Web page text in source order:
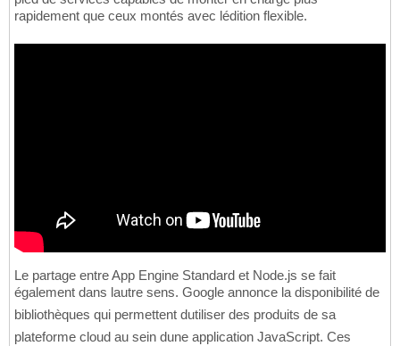
rapidement que ceux montés avec lédition flexible.
Le partage entre App Engine Standard et Node.js se fait
également dans lautre sens. Google annonce la disponibilité de
bibliothèques qui permettent dutiliser des produits de sa
plateforme cloud au sein dune application JavaScript. Ces